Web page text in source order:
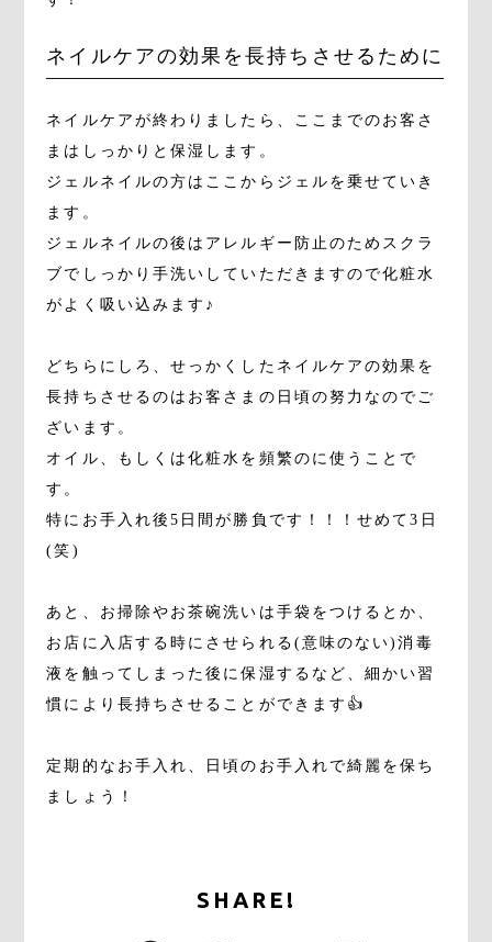
ネイルケアの効果を長持ちさせるために
ネイルケアが終わりましたら、ここまでのお客さ
まはしっかりと保湿します。
ジェルネイルの方はここからジェルを乗せていき
ます。
ジェルネイルの後はアレルギー防止のためスクラ
ブでしっかり手洗いしていただきますので化粧水
がよく吸い込みます♪
どちらにしろ、せっかくしたネイルケアの効果を
長持ちさせるのはお客さまの日頃の努力なのでご
ざいます。
オイル、もしくは化粧水を頻繁のに使うことで
す。
特にお手入れ後5日間が勝負です！！！せめて3日
(笑)
あと、お掃除やお茶碗洗いは手袋をつけるとか、
お店に入店する時にさせられる(意味のない)消毒
液を触ってしまった後に保湿するなど、細かい習
慣により長持ちさせることができます👍
定期的なお手入れ、日頃のお手入れで綺麗を保ち
ましょう！
SHARE!